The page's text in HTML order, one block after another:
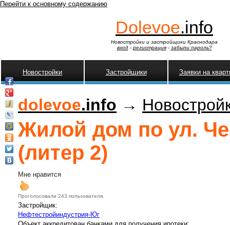
Перейти к основному содержанию
Dolevoe.info
Новостройки и застройщики Краснодара
вход- регистрация- забыли пароль?
Новостройки Застройщики Заявки на
dolevoe.info →
Жилой дом по ул.
(литер 2)
Мне нравится
Проголосовали 243 пользователя.
Застройщик:
Нефтестройиндустрия-Юг